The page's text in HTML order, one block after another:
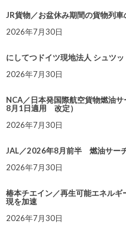
JR貨物／お盆休み期間の貨物列
2026年7月30日
にしてつドイツ現地法人 シュツ
2026年7月30日
NCA／日本発国際航空貨物燃油
8月1日適用 改定）
2026年7月30日
JAL／2026年8月前半 燃油サー
2026年7月30日
椿本チエイン／再生可能エネル
現を加速
2026年7月30日